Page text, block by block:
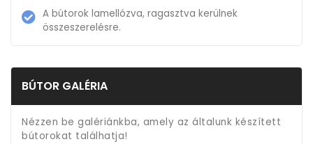
A bútorok lamellózva, ragasztva kerülnek
összeszerelésre.
BÚTOR GALÉRIA
Nézzen be galériánkba, amely az általunk készített
bútorokat találhatja!